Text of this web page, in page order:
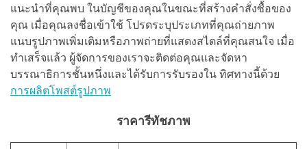
แนะนำที่คุณพบ ในบัญชีของคุณในขณะที่สร้างคำสั่งซื้อของ
คุณ เมื่อคุณลงชื่อเข้าใช้ โปรดระบุประเภทที่คุณถ่ายภาพ
แนบรูปภาพเพิ่มเติมหรือภาพถ่ายที่แสดงสไตล์ที่คุณสนใจ เมื่อ
ทำเสร็จแล้ว ผู้จัดการของเราจะติดต่อคุณและจัดหา
บรรณาธิการชั้นหนึ่งและได้รับการรับรองใน ทิศทางนี้ด้วย
การผลิตโพสต์รูปภาพ
ราคารีทัชภาพ